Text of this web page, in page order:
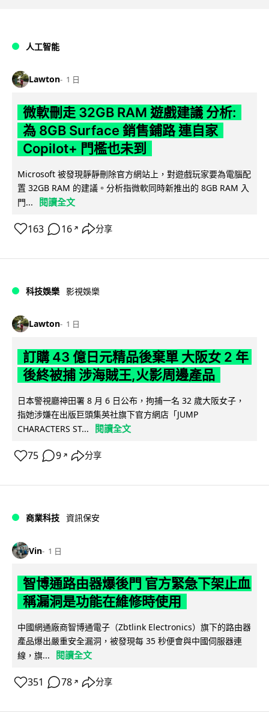
人工智能
Lawton 1 日
微軟刪走 32GB RAM 遊戲建議 分析:
為 8GB Surface 銷售鋪路 連自家
Copilot+ 門檻也未到
Microsoft 被發現靜靜刪除官方網站上，對遊戲玩家要為電腦配
置 32GB RAM 的建議。分析指微軟同時新推出的 8GB RAM 入
門...
閱讀全文
163 16 ↗ 分享
科技娛樂 影視娛樂
Lawton 1 日
訂購 43 億日元精品後棄單 大阪女 2 年
後終被捕 涉海賊王,火影周邊產品
日本警視廳神田署 8 月 6 日公布，拘捕一名 32 歲大阪女子，
指她涉嫌在出版巨頭集英社旗下官方網店「JUMP
CHARACTERS ST...
閱讀全文
75 9 ↗ 分享
商業科技 資訊保安
Vin 1 日
智博通路由器爆後門 官方緊急下架止血
稱漏洞是功能在維修時使用
中國網通廠商智博通電子（Zbtlink Electronics）旗下的路由器
產品爆出嚴重安全漏洞，被發現每 35 秒便會與中國伺服器連
線，旗...
閱讀全文
351 78 ↗ 分享